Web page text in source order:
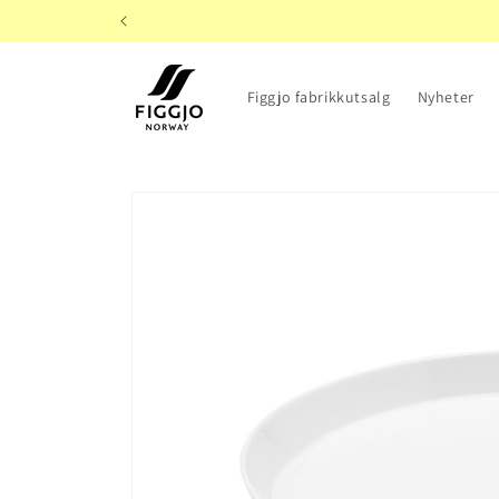
innholdet
Figgjo fabrikkutsalg Nyheter